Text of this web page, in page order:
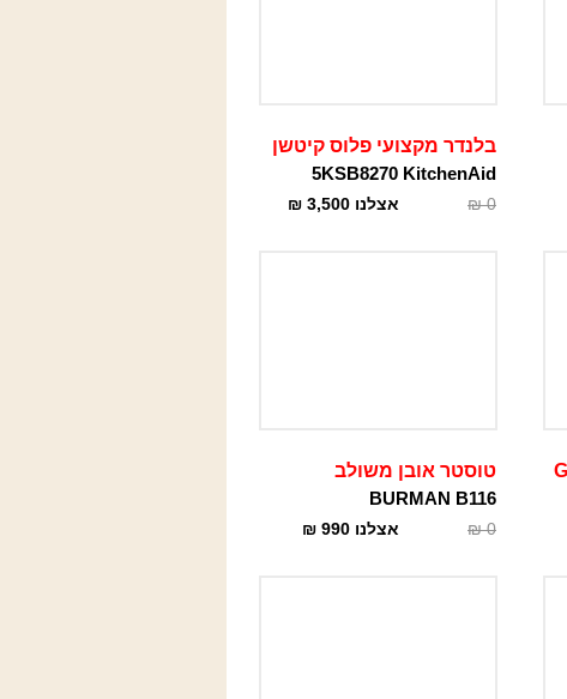
בלנדר מקצועי פלוס קיטשן
5KSB8270 KitchenAid
0
₪ אצלנו 3,500
₪
טוסטר אובן משולב
BURMAN B116
0
₪ אצלנו 990
₪